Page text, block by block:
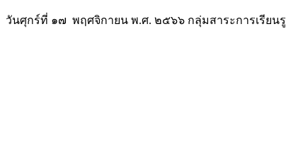
วันศุกร์ที่ ๑๗ พฤศจิกายน พ.ศ. ๒๕๖๖ กลุ่มสาระการเรียนรู